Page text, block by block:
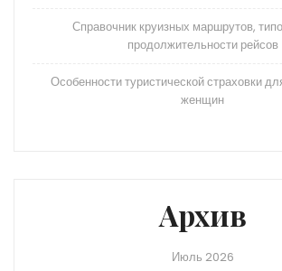
Справочник круизных маршрутов,
продолжительности рейсов
Особенности туристической страховки
женщин
Архив
Июль 2026